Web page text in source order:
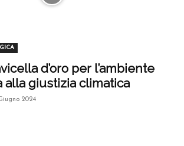
d’oro per l’ambiente
alla giustizia climatica
2024